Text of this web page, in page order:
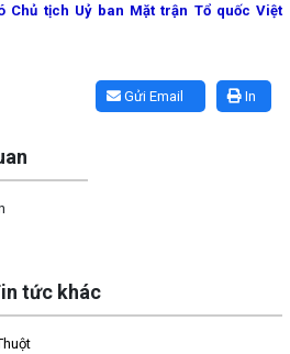
Chủ tịch Uỷ ban Mặt trận Tổ quốc Việt
In
Gửi Email
tức khác